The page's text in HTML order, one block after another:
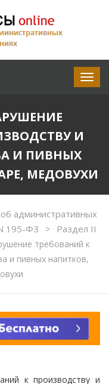
И
И ПИВНЫХ
МЕДОВУХИ
административных
195-ФЗ
> Раздел II
требований к
и пивных напитков,
к производству и